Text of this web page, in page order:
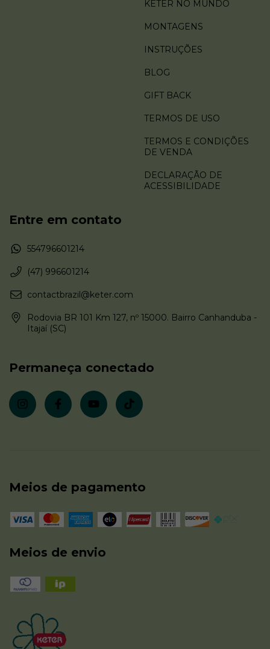
KETER NO MUNDO
MONTAGENS
INSTRUÇÕES
BLOG
GIFT BACK
TERMOS DE USO
TERMOS E CONDIÇÕES
DE VENDA
DECLARAÇÃO DE
ACESSIBILIDADE
Entre em contato
554796601214
(47) 996601214
contactbrazil@keter.com
Rodovia BR 101 Km 127, nº 15000. Bairro Canhanduba -
Itajaí (SC)
Permaneça conectado
Meios de pagamento
Meios de envio